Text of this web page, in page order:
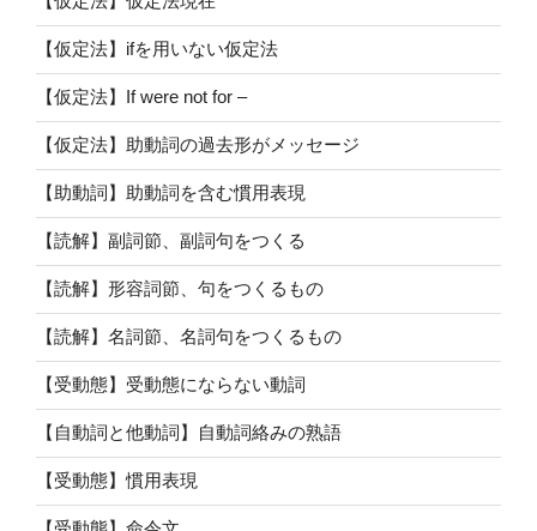
【仮定法】ifを用いない仮定法
【仮定法】If were not for –
【仮定法】助動詞の過去形がメッセージ
【助動詞】助動詞を含む慣用表現
【読解】副詞節、副詞句をつくる
【読解】形容詞節、句をつくるもの
【読解】名詞節、名詞句をつくるもの
【受動態】受動態にならない動詞
【自動詞と他動詞】自動詞絡みの熟語
【受動態】慣用表現